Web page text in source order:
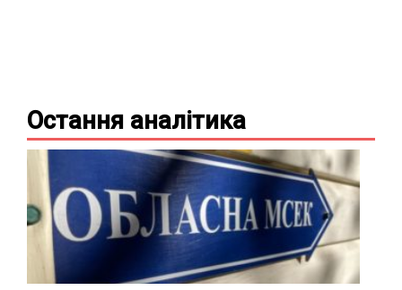
Остання аналітика